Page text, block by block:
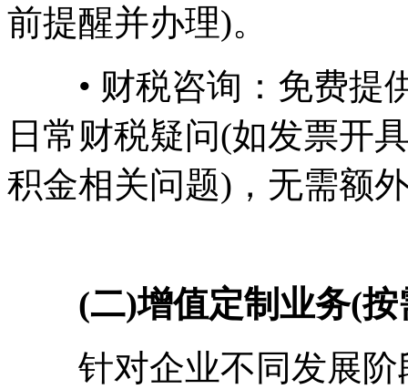
前提醒并办理)。
• 财税咨询：免费提
日常财税疑问(如发票开
积金相关问题)，无需额
(二)增值定制业务(按
针对企业不同发展阶